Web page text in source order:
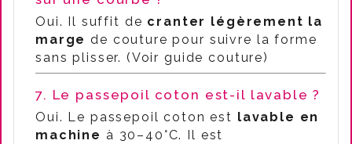
Oui. Il suffit de cranter légèrement la
marge de couture pour suivre la forme
sans plisser. (Voir guide couture)
7. Le passepoil coton est-il lavable ?
Oui. Le passepoil coton est lavable en
machine à 30–40°C. Il est